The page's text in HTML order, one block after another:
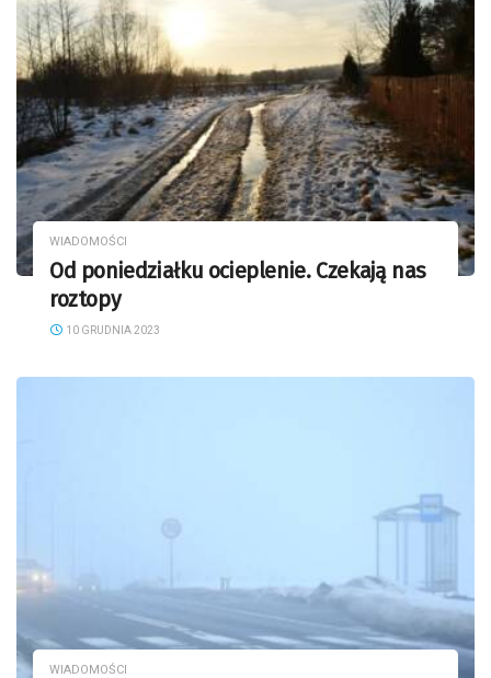
WIADOMOŚCI
Od poniedziałku ocieplenie. Czekają nas
roztopy
10 GRUDNIA 2023
WIADOMOŚCI